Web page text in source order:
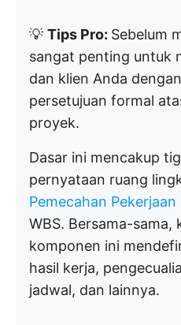
💡 Tips Pro: Sebelum
sangat penting untuk
dan klien Anda
persetujuan formal
proyek.
Dasar ini mencakup
pernyataan ruang
Pemecahan Pekerjaan
WBS. Bersama-sama,
komponen ini
hasil kerja,
jadwal, dan lainnya.